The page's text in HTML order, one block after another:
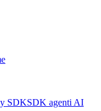
SDKSDK agenti AI